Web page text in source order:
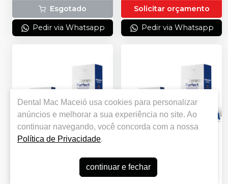
Esgotado
Pedir via Whatsapp
Solicitar orçamento
Pedir via Whatsapp
Whiteness Perfect
10% - Grátis 1 Mini Kit
Kit Clareador
Whiteness Perfect
22% - Grátis 1 Mini Kit
Dental Mac Maceió usa cookies para personalizar
anúncios e melhorar a sua experiência no site. Ao
continuar navegando, você concorda com a nossa
Política de Privacidade.
continuar e fechar